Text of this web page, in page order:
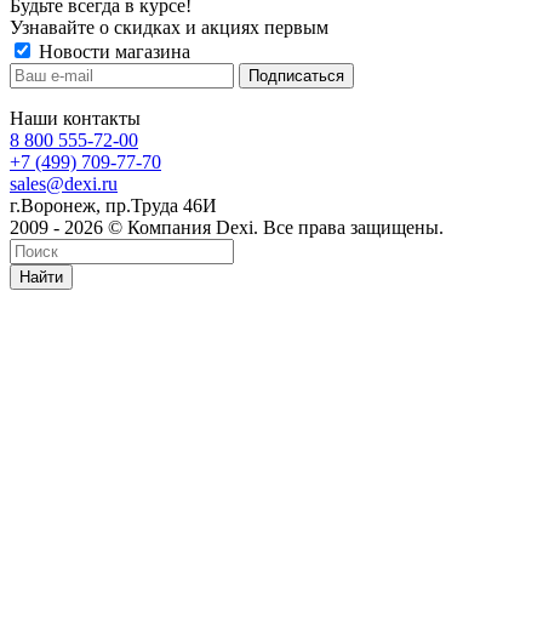
Будьте всегда в курсе!
Узнавайте о скидках и акциях первым
Новости магазина
Наши контакты
8 800 555-72-00
+7 (499) 709-77-70
sales@dexi.ru
г.Воронеж, пр.Труда 46И
2009 - 2026 © Компания Dexi. Все права защищены.
Найти